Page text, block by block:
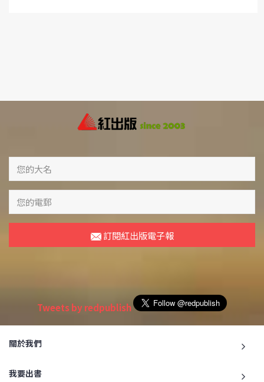
訂閱紅出版電子報
Tweets by redpublish
關於我們
我要出書